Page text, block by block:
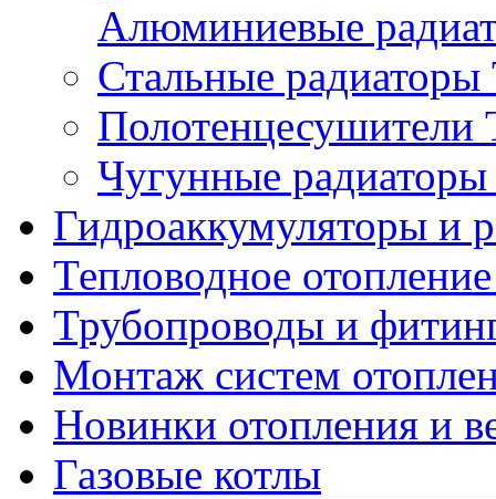
Алюминиевые
Стальные
Чугунные
Гидроаккумуляторы и
Тепловодное
Трубопроводы и
Монтаж систем
Новинки отопления и
Газовые котлы